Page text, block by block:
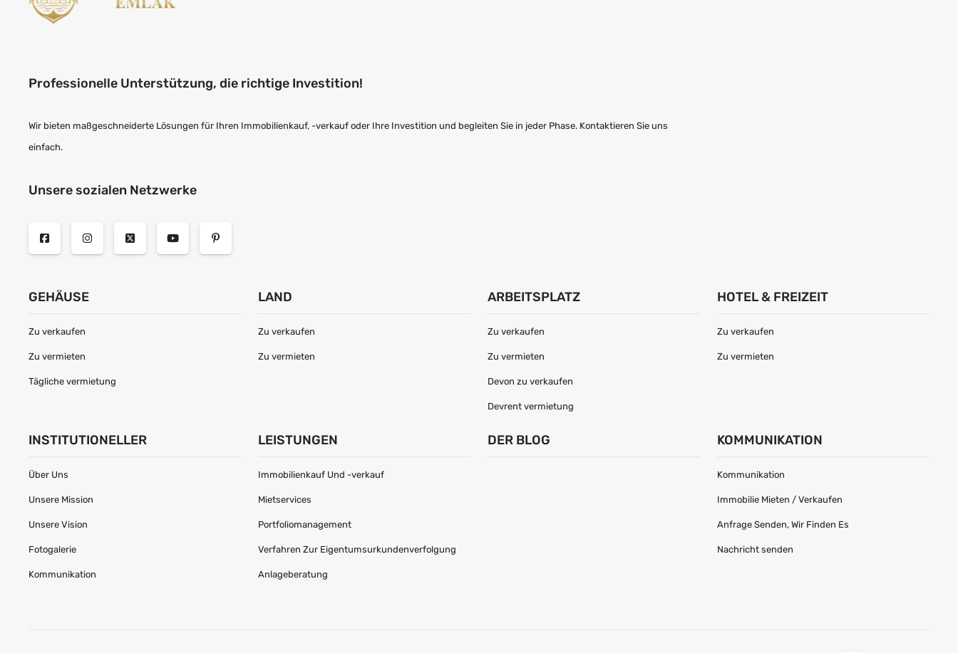
Professionelle Unterstützung, die richtige Investition!
Wir bieten maßgeschneiderte Lösungen für Ihren Immobilienkauf, -verkauf oder Ihre Investition und begleiten Sie in jeder Phase. Kontaktieren Sie uns
einfach.
Unsere sozialen Netzwerke
GEHÄUSE
Zu verkaufen
Zu vermieten
Tägliche vermietung
LAND
Zu verkaufen
Zu vermieten
ARBEITSPLATZ
Zu verkaufen
Zu vermieten
Devon zu verkaufen
Devrent vermietung
HOTEL & FREIZEIT
Zu verkaufen
Zu vermieten
INSTITUTIONELLER
Über Uns
Unsere Mission
Unsere Vision
Fotogalerie
Kommunikation
LEISTUNGEN
Immobilienkauf Und -verkauf
Mietservices
Portfoliomanagement
Verfahren Zur Eigentumsurkundenverfolgung
Anlageberatung
DER BLOG KOMMUNIKATION
Kommunikation
Immobilie Mieten / Verkaufen
Anfrage Senden, Wir Finden Es
Nachricht senden